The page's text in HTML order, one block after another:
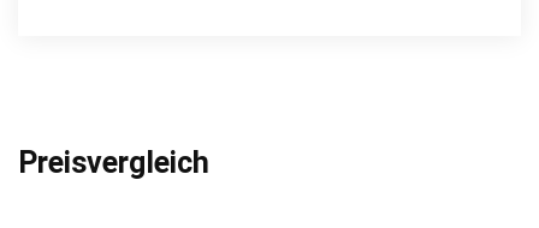
Preisvergleich